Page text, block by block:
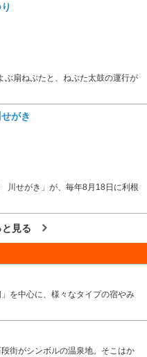
ぶ扇ねぷたと、ねぷた太鼓の運行が
がき
川せがき」が、毎年8月18日に利根
見る
を中心に、様々なタイプの宿やみ
街がシンボルの温泉地。そこはか